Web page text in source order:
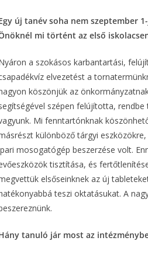
új tanév soha nem szeptember
mi történt az első
a szokásos karbantartási,
elvezetést a
köszönjük az
szépen felújította,
Mi fenntartónknak
különböző tárgyi
mosogatógép beszerzése volt.
tisztítása, és
elsőseinknek az új
teszi oktatásukat. A
tanuló jár most az